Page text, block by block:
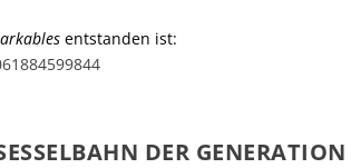
entstanden ist:
DER GENERATION